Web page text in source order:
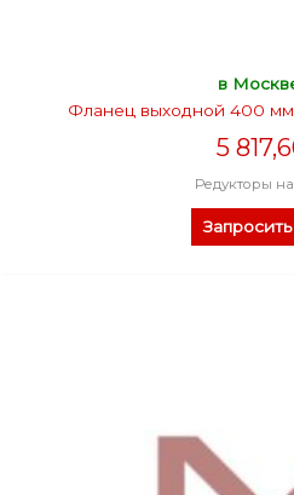
в
Фланец выходной 400 мм
5
Редукторы